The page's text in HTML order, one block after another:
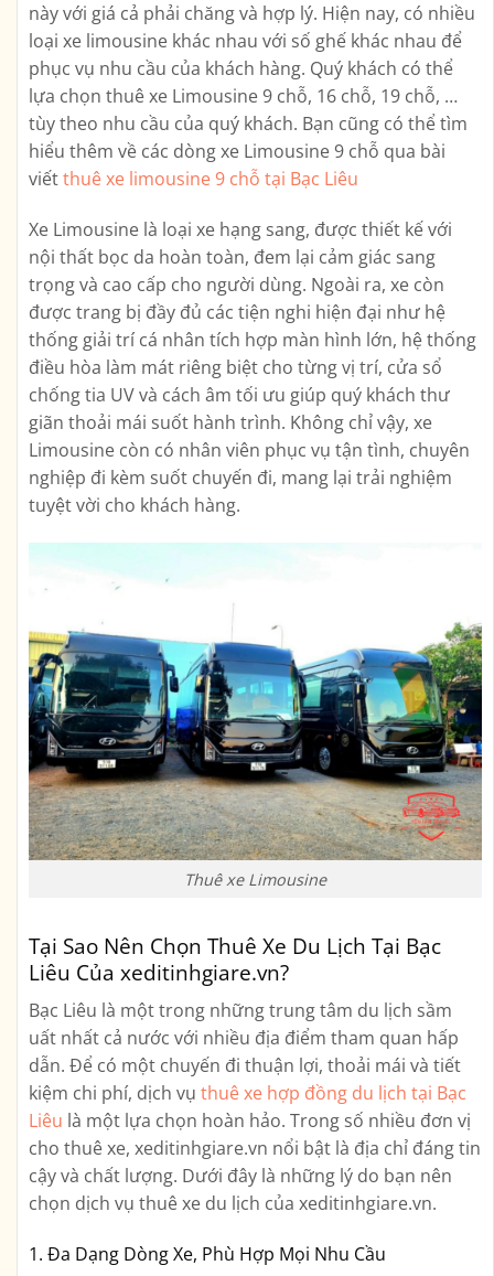
này với giá cả phải chăng và hợp lý. Hiện nay, có nhiều
loại xe limousine khác nhau với số ghế khác nhau để
phục vụ nhu cầu của khách hàng. Quý khách có thể
lựa chọn thuê xe Limousine 9 chỗ, 16 chỗ, 19 chỗ, …
tùy theo nhu cầu của quý khách. Bạn cũng có thể tìm
hiểu thêm về các dòng xe Limousine 9 chỗ qua bài
viếtthuê xe limousine 9 chỗ tại Bạc Liêu
Xe Limousine là loại xe hạng sang, được thiết kế với
nội thất bọc da hoàn toàn, đem lại cảm giác sang
trọng và cao cấp cho người dùng. Ngoài ra, xe còn
được trang bị đầy đủ các tiện nghi hiện đại như hệ
thống giải trí cá nhân tích hợp màn hình lớn, hệ thống
điều hòa làm mát riêng biệt cho từng vị trí, cửa sổ
chống tia UV và cách âm tối ưu giúp quý khách thư
giãn thoải mái suốt hành trình. Không chỉ vậy, xe
Limousine còn có nhân viên phục vụ tận tình, chuyên
nghiệp đi kèm suốt chuyến đi, mang lại trải nghiệm
tuyệt vời cho khách hàng.
Thuê xe Limousine
Tại Sao Nên Chọn Thuê Xe Du Lịch Tại Bạc
Liêu Của xeditinhgiare.vn?
Bạc Liêu là một trong những trung tâm du lịch sầm
uất nhất cả nước với nhiều địa điểm tham quan hấp
dẫn. Để có một chuyến đi thuận lợi, thoải mái và tiết
kiệm chi phí, dịch vụ thuê xe hợp đồng du lịch tại Bạc
Liêu là một lựa chọn hoàn hảo. Trong số nhiều đơn vị
cho thuê xe, xeditinhgiare.vn nổi bật là địa chỉ đáng tin
cậy và chất lượng. Dưới đây là những lý do bạn nên
chọn dịch vụ thuê xe du lịch của xeditinhgiare.vn.
1. Đa Dạng Dòng Xe, Phù Hợp Mọi Nhu Cầu